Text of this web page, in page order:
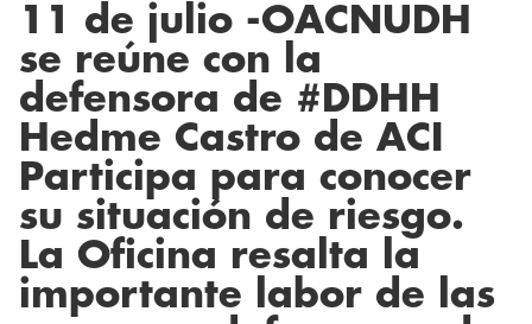
11 de julio -OACNUDH
se reúne con la
defensora de #DDHH
Hedme Castro de ACI
Participa para conocer
su situación de riesgo.
La Oficina resalta la
importante labor de las